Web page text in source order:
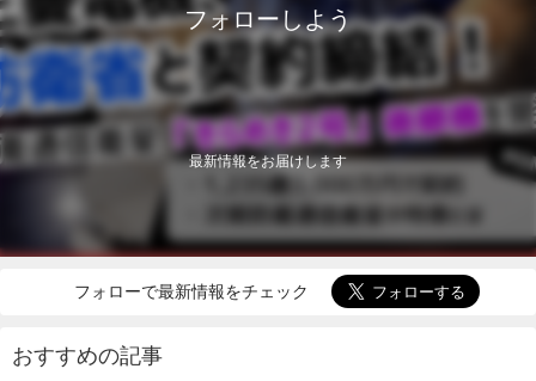
フォローしよう
最新情報をお届けします
フォローで最新情報をチェック
おすすめの記事